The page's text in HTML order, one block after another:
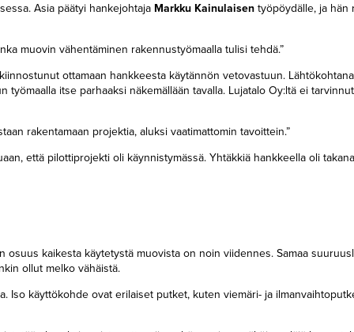
Asia päätyi hankejohtaja Markku Kainulaisentyöpöydälle, ja hän
muovin vähentäminen rakennustyömaalla tulisi tehdä.”
ottamaan hankkeesta käytännön vetovastuun.
itse parhaaksi näkemällään tavalla. Lujatalo Oy:ltä ei
rakentamaan projektia, aluksi vaatimattomin tavoittein.”
että pilottiprojekti oli käynnistymässä. Yhtäkkiä hankkeella oli
kaikesta käytetystä muovista on noin viidennes. Samaa
ollut melko vähäistä.
Iso käyttökohde ovat erilaiset putket, kuten viemäri- ja